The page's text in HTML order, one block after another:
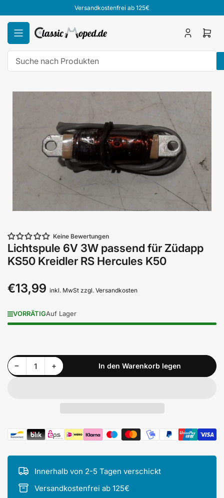
Inhalt
springen
Versandkostenfrei ab 125€
Produkten
Anmelden
Zu
Produktinformationen
Keine Bewertungen
Lichtspule 6V 3W passend für Züdapp
KS50 Kreidler RS Hercules K50
Normaler
€13,99 inkl. MwSt zzgl. Versandkosten
VORRÄTIGAuf Lager
−Menge reduzieren für Lichtspule 6V 3W passend für Züdapp KS50 Kreidler RS Hercules K50
Anzahl +Menge erhöhen für Lichtspule 6V 3W passend für Züdapp KS50 Kreidler RS Hercules K50 In den Warenkorb legen
Zahlungsmethoden
Innerhalb von 2-5 Tagen verschickt
Versandkostenfrei ab 125€